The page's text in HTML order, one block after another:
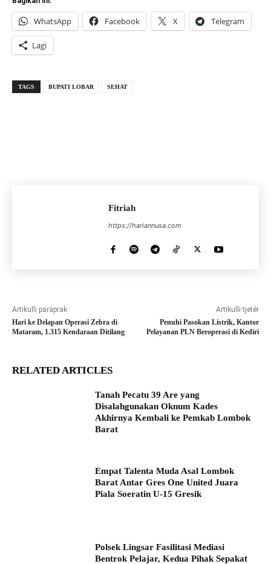
WhatsApp Facebook X Telegram
Lagi
TAGS BUPATI LOBAR SEHAT
Fitriah
https://hariannusa.com
Artikulli paraprak
Hari ke Delapan Operasi Zebra di
Mataram, 1.315 Kendaraan Ditilang
Artikulli tjetër
Penuhi Pasokan Listrik, Kantor
Pelayanan PLN Beroperasi di Kediri
RELATED ARTICLES
Tanah Pecatu 39 Are yang
Disalahgunakan Oknum Kades
Akhirnya Kembali ke Pemkab Lombok
Barat
Empat Talenta Muda Asal Lombok
Barat Antar Gres One United Juara
Piala Soeratin U-15 Gresik
Polsek Lingsar Fasilitasi Mediasi
Bentrok Pelajar, Kedua Pihak Sepakat